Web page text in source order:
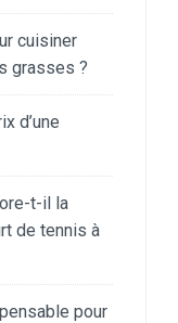
cuisiner
grasses ?
d’une
t-il la
de tennis à
pour